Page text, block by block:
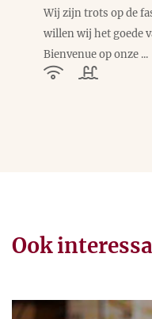
Wij zijn trots op de
willen wij het goede
Bienvenue op onze ...
Ook